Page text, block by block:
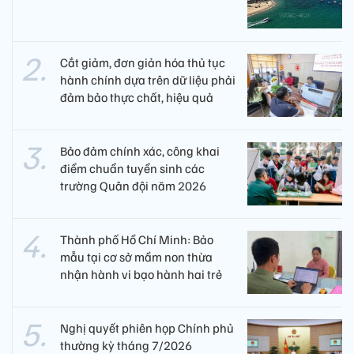
Cắt giảm, đơn giản hóa thủ tục
hành chính dựa trên dữ liệu phải
đảm bảo thực chất, hiệu quả
Bảo đảm chính xác, công khai
điểm chuẩn tuyển sinh các
trường Quân đội năm 2026
Thành phố Hồ Chí Minh: Bảo
mẫu tại cơ sở mầm non thừa
nhận hành vi bạo hành hai trẻ
Nghị quyết phiên họp Chính phủ
thường kỳ tháng 7/2026